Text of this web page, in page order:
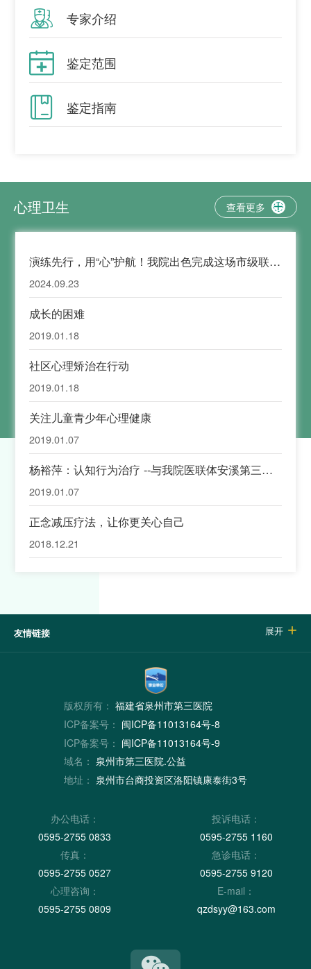
 专家介绍
 鉴定范围
 鉴定指南
心理卫生 查看更多 
演练先行，用“心”护航！我院出色完成这场市级联合
演练任务！
2024.09.23
成长的困难
2019.01.18
社区心理矫治在行动
2019.01.18
关注儿童青少年心理健康
2019.01.07
杨裕萍：认知行为治疗 --与我院医联体安溪第三医
院交流系列活动
2019.01.07
正念减压疗法，让你更关心自己
2018.12.21
友情链接 展开 
版权所有： 福建省泉州市第三医院
ICP备案号： 闽ICP备11013164号-8
ICP备案号： 闽ICP备11013164号-9
域名： 泉州市第三医院.公益
地址： 泉州市台商投资区洛阳镇康泰街3号
办公电话：
0595-2755 0833
投诉电话：
0595-2755 1160
传真：
0595-2755 0527
急诊电话：
0595-2755 9120
心理咨询：
0595-2755 0809
E-mail：
qzdsyy@163.com